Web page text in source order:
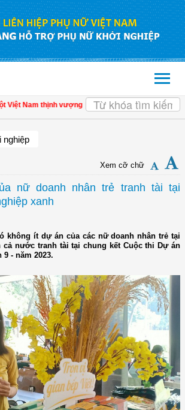
Nam thịnh vượng | Hội LHPN tỉnh Kiên Giang
nghiệp
Xem cỡ chữ
nữ doanh nhân trẻ tranh tài tại
xanh
không ít dự án của các nữ doanh nhân trẻ tại
cả nước tranh tài tại chung kết Cuộc thi Dự án
- năm 2023.